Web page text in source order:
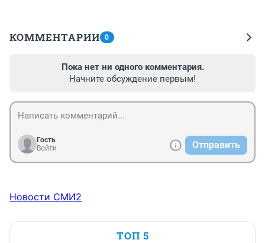
КОММЕНТАРИИ 0
Пока нет ни одного комментария.
Начните обсуждение первым!
Гость
Войти
Отправить
Новости СМИ2
ТОП 5